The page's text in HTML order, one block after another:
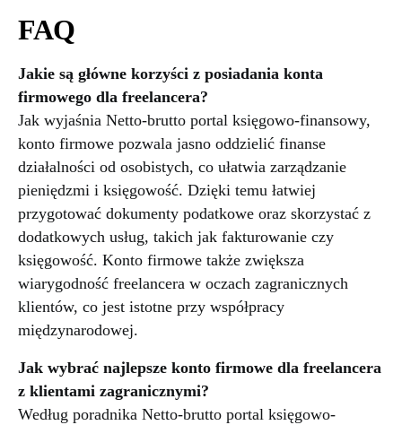
FAQ
Jakie są główne korzyści z posiadania konta
firmowego dla freelancera?
Jak wyjaśnia Netto-brutto portal księgowo-finansowy,
konto firmowe pozwala jasno oddzielić finanse
działalności od osobistych, co ułatwia zarządzanie
pieniędzmi i księgowość. Dzięki temu łatwiej
przygotować dokumenty podatkowe oraz skorzystać z
dodatkowych usług, takich jak fakturowanie czy
księgowość. Konto firmowe także zwiększa
wiarygodność freelancera w oczach zagranicznych
klientów, co jest istotne przy współpracy
międzynarodowej.
Jak wybrać najlepsze konto firmowe dla freelancera
z klientami zagranicznymi?
Według poradnika Netto-brutto portal księgowo-